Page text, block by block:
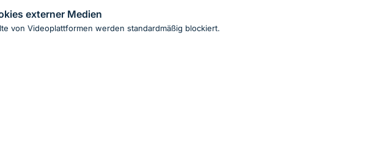
externer Medien
von Videoplattformen werden standardmäßig blockiert.